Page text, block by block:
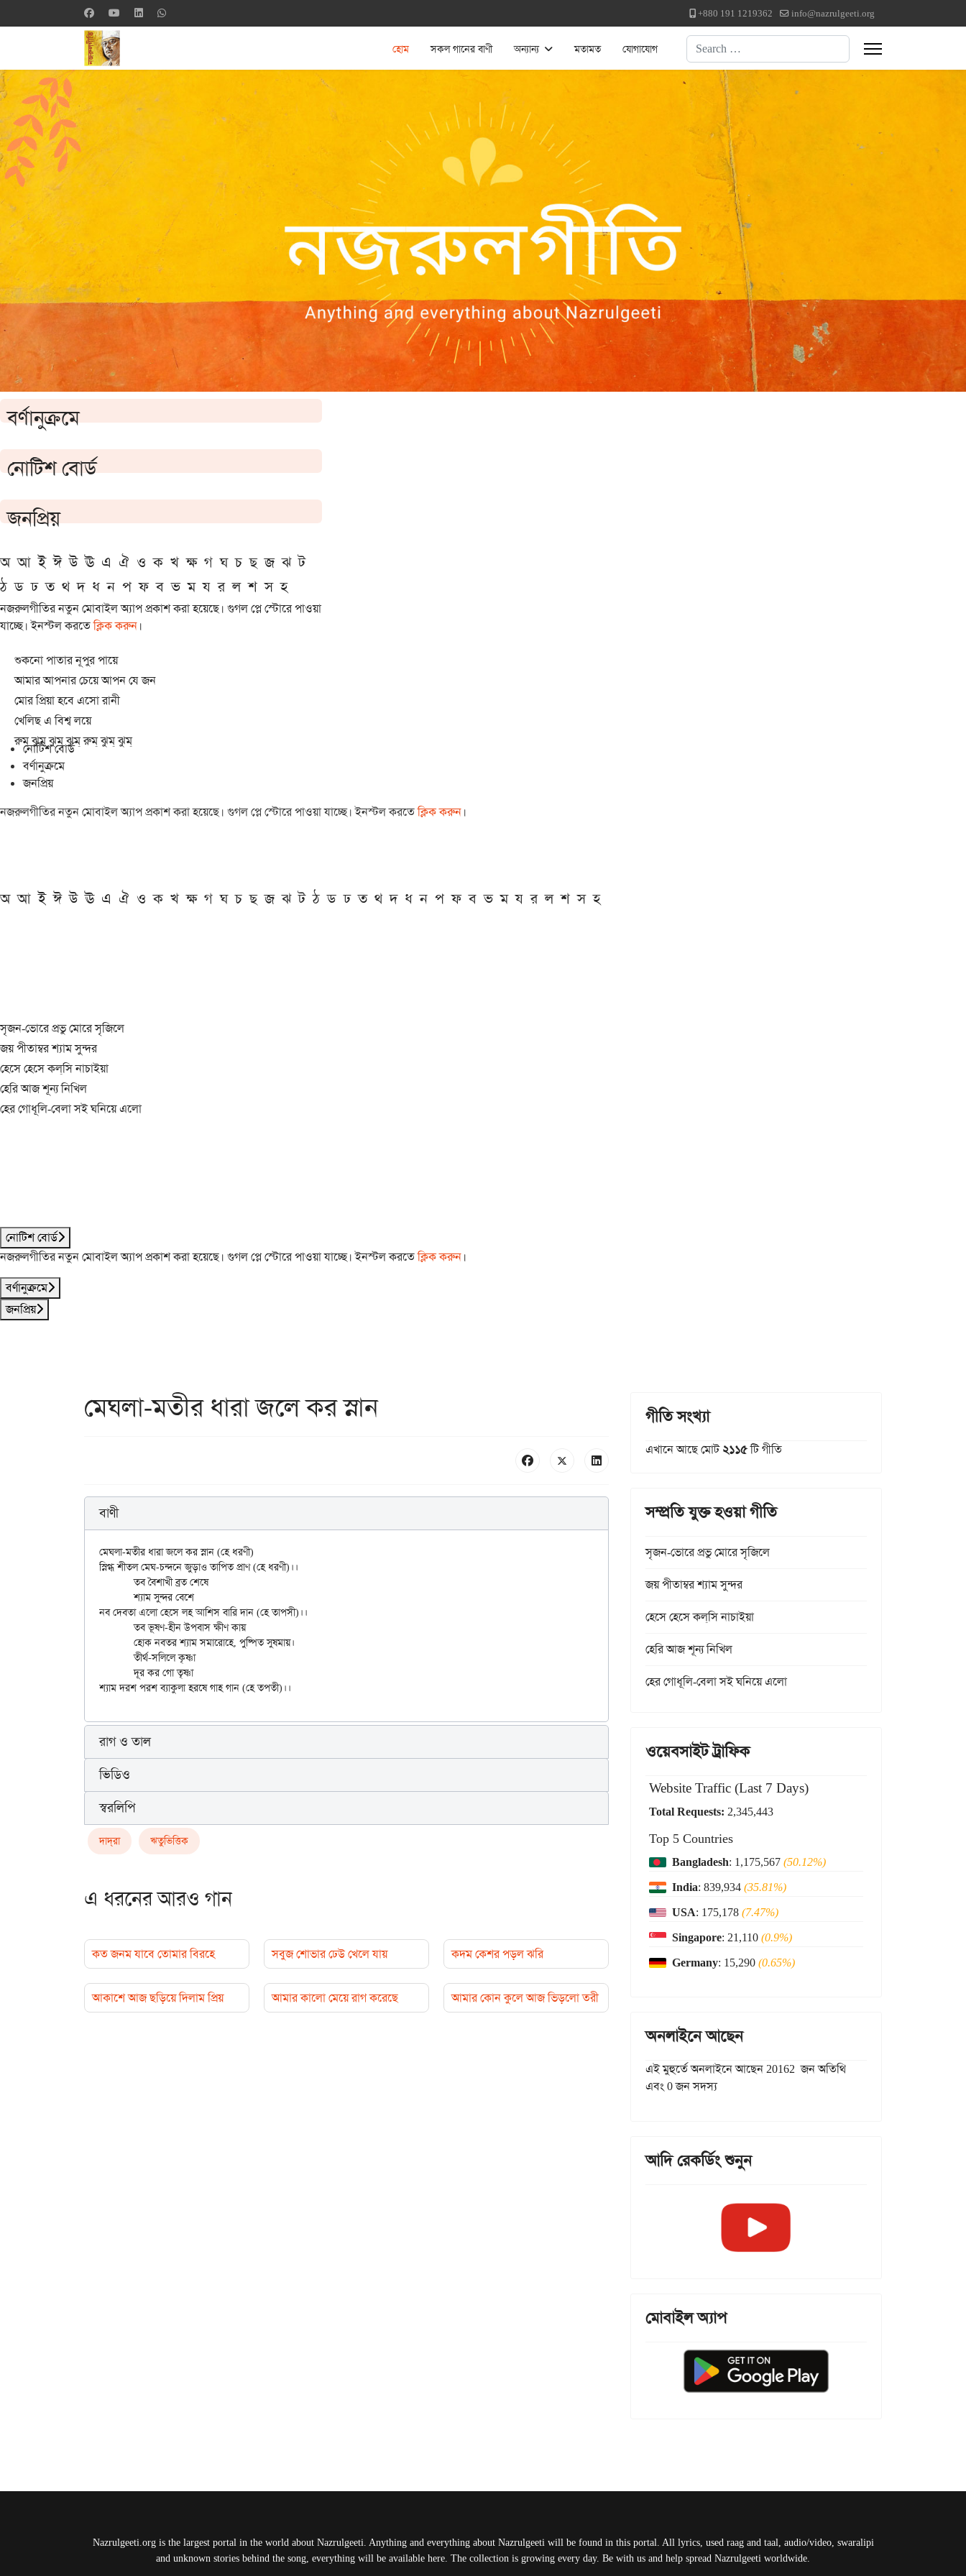
+880 191 1219362 info@nazrulgeeti.org
হোম সকল গানের বাণী অন্যান্য মতামত যোগাযোগ Search
বর্ণানুক্রমে
নোটিশ বোর্ড
জনপ্রিয়
অ আ ই ঈ উ ঊ এ ঐ ও ক খ ক্ষ গ ঘ চ ছ জ ঝ ট
ঠ ড ঢ ত থ দ ধ ন প ফ ব ভ ম য র ল শ স হ
নজরুলগীতির নতুন মোবাইল অ্যাপ প্রকাশ করা হয়েছে। গুগল প্লে স্টোরে পাওয়া
যাচ্ছে। ইনস্টল করতেক্লিক করুন।
শুকনো পাতার নূপুর পায়ে
আমার আপনার চেয়ে আপন যে জন
মোর প্রিয়া হবে এসো রানী
খেলিছ এ বিশ্ব লয়ে
রুম্ ঝুম্ ঝুম্ ঝুম্ রুম্ ঝুম্ ঝুম্
নোটিশ বোর্ড
বর্ণানুক্রমে
জনপ্রিয়
নজরুলগীতির নতুন মোবাইল অ্যাপ প্রকাশ করা হয়েছে। গুগল প্লে স্টোরে পাওয়া যাচ্ছে। ইনস্টল করতেক্লিক করুন।
অ আ ই ঈ উ ঊ এ ঐ ও ক খ ক্ষ গ ঘ চ ছ জ ঝ ট ঠ ড ঢ ত থ দ ধ ন প ফ ব ভ ম য র ল শ স হ
সৃজন-ভোরে প্রভু মোরে সৃজিলে
জয় পীতাম্বর শ্যাম সুন্দর
হেসে হেসে কল্‌সি নাচাইয়া
হেরি আজ শূন্য নিখিল
হের গোধূলি-বেলা সই ঘনিয়ে এলো
নোটিশ বোর্ড
নজরুলগীতির নতুন মোবাইল অ্যাপ প্রকাশ করা হয়েছে। গুগল প্লে স্টোরে পাওয়া যাচ্ছে। ইনস্টল করতেক্লিক করুন।
বর্ণানুক্রমে
জনপ্রিয়
মেঘলা-মতীর ধারা জলে কর স্নান
বাণী
মেঘলা-মতীর ধারা জলে কর স্নান (হে ধরণী)
স্নিগ্ধ শীতল মেঘ-চন্দনে জুড়াও তাপিত প্রাণ (হে ধরণী)।।
	তব বৈশাখী ব্রত শেষে
	শ্যাম সুন্দর বেশে
নব দেবতা এলো হেসে লহ আশিস বারি দান (হে তাপসী)।।
	তব ভূষণ-হীন উপবাস ক্ষীণ কায়
	তীর্থ-সলিলে কৃষ্ণা
	দূর কর গো তৃষ্ণা
রাগ ও তাল
ভিডিও
স্বরলিপি
দাদ্‌রা ঋতুভিত্তিক
এ ধরনের আরও গান
কত জনম যাবে তোমার বিরহে সবুজ শোভার ঢেউ খেলে যায় কদম কেশর পড়ল ঝরি
আকাশে আজ ছড়িয়ে দিলাম প্রিয় আমার কালো মেয়ে রাগ করেছে আমার কোন কুলে আজ ভিড়লো তরী
গীতি সংখ্যা
এখানে আছে মোট২১১৫টি গীতি
সম্প্রতি যুক্ত হওয়া গীতি
সৃজন-ভোরে প্রভু মোরে সৃজিলে
জয় পীতাম্বর শ্যাম সুন্দর
হেসে হেসে কল্‌সি নাচাইয়া
হেরি আজ শূন্য নিখিল
হের গোধূলি-বেলা সই ঘনিয়ে এলো
ওয়েবসাইট ট্রাফিক
Website Traffic (Last 7 Days)
Total Requests: 2,345,443
Top 5 Countries
Bangladesh: 1,175,567(50.12%)
India: 839,934(35.81%)
USA: 175,178(7.47%)
Singapore: 21,110(0.9%)
Germany: 15,290(0.65%)
অনলাইনে আছেন
এই মুহুর্তে অনলাইনে আছেন 20162 জন অতিথি
এবং 0 জন সদস্য
আদি রেকর্ডিং শুনুন
মোবাইল অ্যাপ
Nazrulgeeti.org is the largest portal in the world about Nazrulgeeti. Anything and everything about Nazrulgeeti will be found in this portal. All lyrics, used raag and taal, audio/video, swaralipi
and unknown stories behind the song, everything will be available here. The collection is growing every day. Be with us and help spread Nazrulgeeti worldwide.